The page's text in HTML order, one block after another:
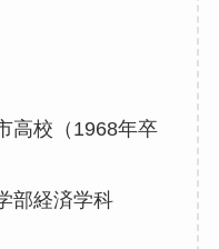
高校（1968年卒
部経済学科